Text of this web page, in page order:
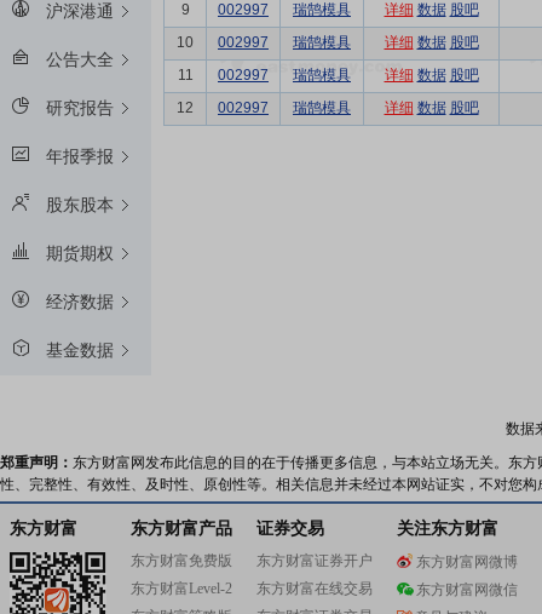
沪深港通
公告大全
研究报告
年报季报
股东股本
期货期权
经济数据
基金数据
9
002997 瑞鹄模具 详细 数据 股吧
10
002997 瑞鹄模具 详细 数据 股吧
11
002997 瑞鹄模具 详细 数据 股吧
12
002997 瑞鹄模具 详细 数据 股吧
数据
郑重声明： 东方财富网发布此信息的目的在于传播更多信息，与本站立场无关。东
性、完整性、有效性、及时性、原创性等。相关信息并未经过本网站证实，不对您
东方财富 东方财富产品
东方财富免费版
东方财富Level-2
证券交易
东方财富证券开户
东方财富在线交易
关注东方财富
东方财富网微博
东方财富网微信